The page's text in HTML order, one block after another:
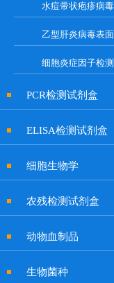
细胞炎症因子检
PCR检测试剂盒
ELISA检测试剂盒
细胞生物学
农残检测试剂盒
动物血制品
生物菌种